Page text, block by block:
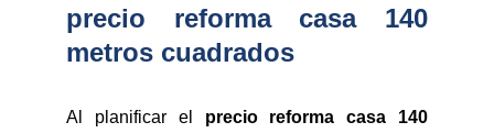
precio reforma casa 140
metros cuadrados
Al planificar el precio reforma casa 140